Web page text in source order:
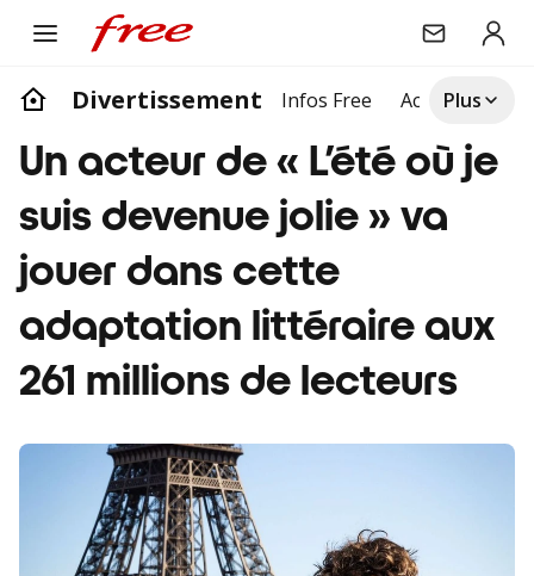
Divertissement Infos Free Actualites
Plus
Un acteur de « L’été où je
suis devenue jolie » va
jouer dans cette
adaptation littéraire aux
261 millions de lecteurs